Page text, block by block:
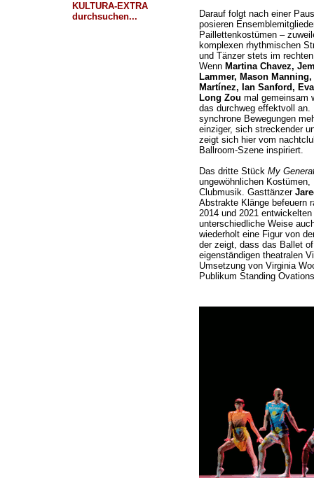
KULTURA-EXTRA
durchsuchen...
Darauf folgt nach einer
posieren
Paillettenkostümen –
komplexen rhythmischen
und Tänzer stets im
Wenn Martina Chavez,
Lammer, Mason
Martínez, Ian Sanford,
Long Zou mal gemeinsam
das durchweg effektvoll an.
synchrone Bewegungen
einziger, sich streckender
zeigt sich hier vom
Ballroom-Szene inspiriert.
Das dritte Stück My
ungewöhnlichen
Clubmusik. Gasttänzer
Abstrakte Klänge befeuern
2014 und 2021
unterschiedliche Weise
wiederholt eine Figur von
der zeigt, dass das Ballet
eigenständigen theatralen
Umsetzung von Virginia
Publikum Standing